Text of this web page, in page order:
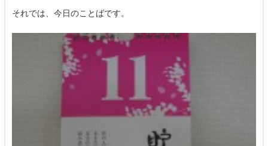
それでは、今日のことばです。